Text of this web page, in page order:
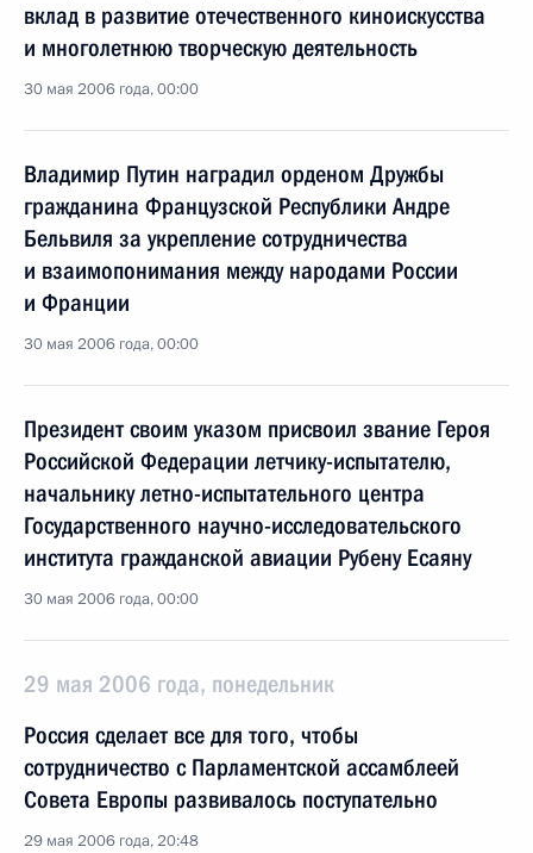
вклад в развитие отечественного киноискусства
и многолетнюю творческую деятельность
30 мая 2006 года, 00:00
Владимир Путин наградил орденом Дружбы
гражданина Французской Республики Андре
Бельвиля за укрепление сотрудничества
и взаимопонимания между народами России
и Франции
30 мая 2006 года, 00:00
Президент своим указом присвоил звание Героя
Российской Федерации летчику-испытателю,
начальнику летно-испытательного центра
Государственного научно-исследовательского
института гражданской авиации Рубену Есаяну
30 мая 2006 года, 00:00
29 мая 2006 года, понедельник
Россия сделает все для того, чтобы
сотрудничество с Парламентской ассамблеей
Совета Европы развивалось поступательно
29 мая 2006 года, 20:48